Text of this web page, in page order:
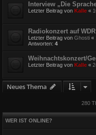
Interview „Die
Letzter Beitrag von Kalle «
Radiokonzert auf
Letzter Beitrag von Ghosti «
Antworten: 4
Weihnachtskonzert/
Letzter Beitrag von Kalle «
Neues Thema
280
WER IST ONLINE?